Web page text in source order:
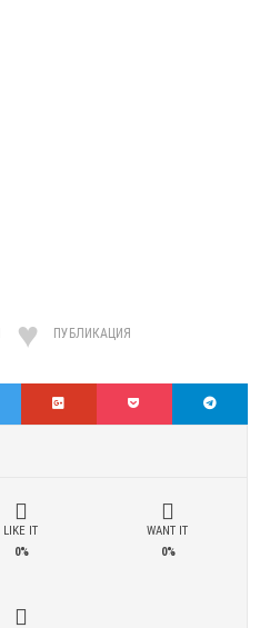
ПУБЛИКАЦИЯ
LIKE IT
0%
WANT IT
0%